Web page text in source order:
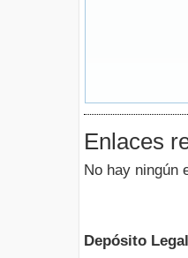
Enlaces
No hay ningún
Depósito